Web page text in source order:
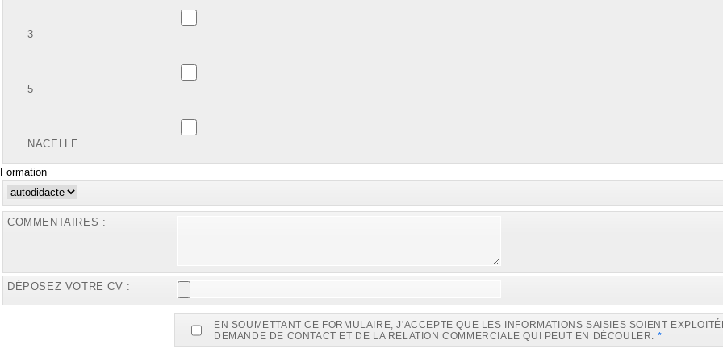
3
5
NACELLE
Formation
COMMENTAIRES :
DÉPOSEZ VOTRE CV :
EN SOUMETTANT CE FORMULAIRE, J'ACCEPTE QUE LES INFORMATIONS SAISIES SOIENT
DEMANDE DE CONTACT ET DE LA RELATION COMMERCIALE QUI PEUT EN DÉCOULER. *